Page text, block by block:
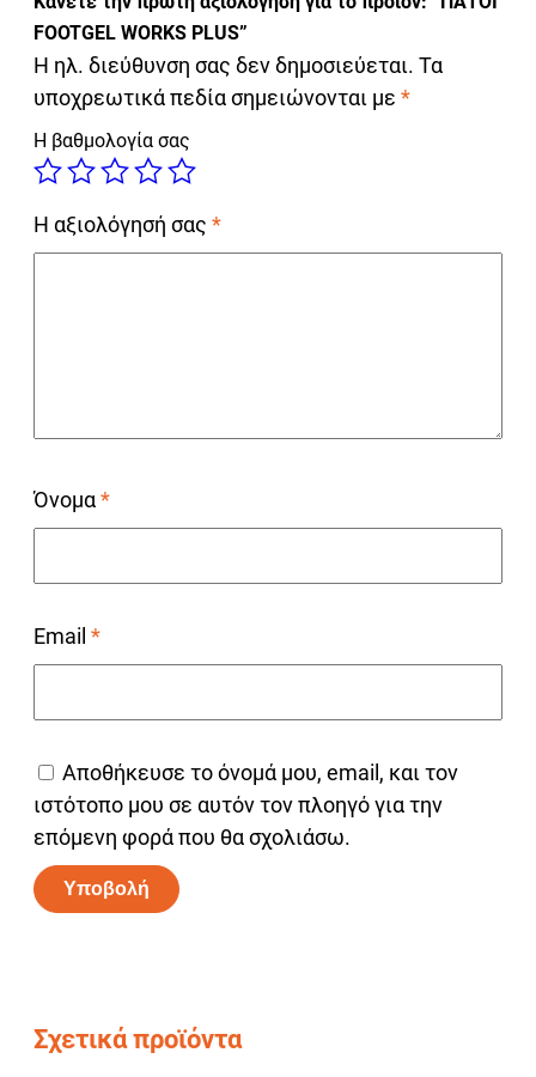
FOOTGEL WORKS PLUS”
Η ηλ. διεύθυνση σας δεν δημοσιεύεται. Τα
υποχρεωτικά πεδία σημειώνονται με *
Η βαθμολογία σας
Η αξιολόγησή σας *
Όνομα*
Email *
Αποθήκευσε το όνομά μου, email, και τον
ιστότοπο μου σε αυτόν τον πλοηγό για την
επόμενη φορά που θα σχολιάσω.
Σχετικά προϊόντα